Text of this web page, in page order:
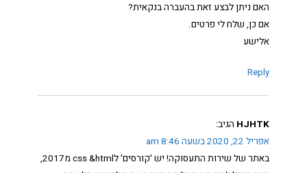
האם ניתן לבצע זאת בהעברה בנקאית?
אם כן, שלח לי פרטים.
אלישע
Reply
HJHTK הגיב:
אפריל 22, 2020 בשעה 8:46 am
באתר של שירות התעסוקה! יש 'קורסים' לcss &html מ2017,